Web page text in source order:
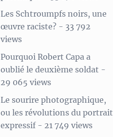
Les Schtroumpfs noirs, une
œuvre raciste?- 33 792
views
Pourquoi Robert Capa a
oublié le deuxième soldat -
29 065 views
Le sourire photographique,
ou les révolutions du portrait
expressif- 21 749 views